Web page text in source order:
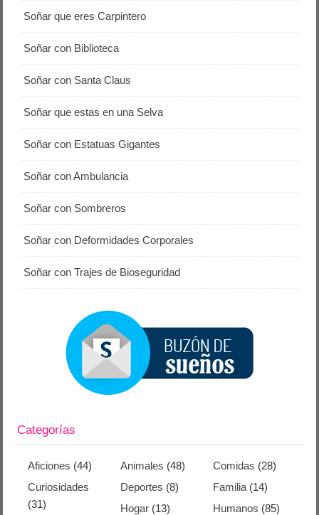
Soñar que eres Carpintero
Soñar con Biblioteca
Soñar con Santa Claus
Soñar que estas en una Selva
Soñar con Estatuas Gigantes
Soñar con Ambulancia
Soñar con Sombreros
Soñar con Deformidades Corporales
Soñar con Trajes de Bioseguridad
Categorías
Aficiones (44) Animales (48) Comidas (28)
Curiosidades
(31)
Deportes (8) Familia(14)
Hogar (13) Humanos (85)